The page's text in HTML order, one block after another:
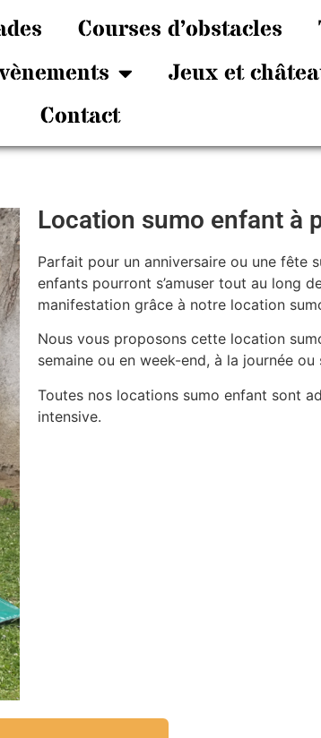
Courses d’obstacles
Jeux et
Contact
Location sumo enfant à
Parfait pour un anniversaire ou une fête
enfants pourront s’amuser tout au long
manifestation grâce à notre location
Nous vous proposons cette location
semaine ou en week-end, à la journée ou
Toutes nos locations sumo enfant sont
intensive.